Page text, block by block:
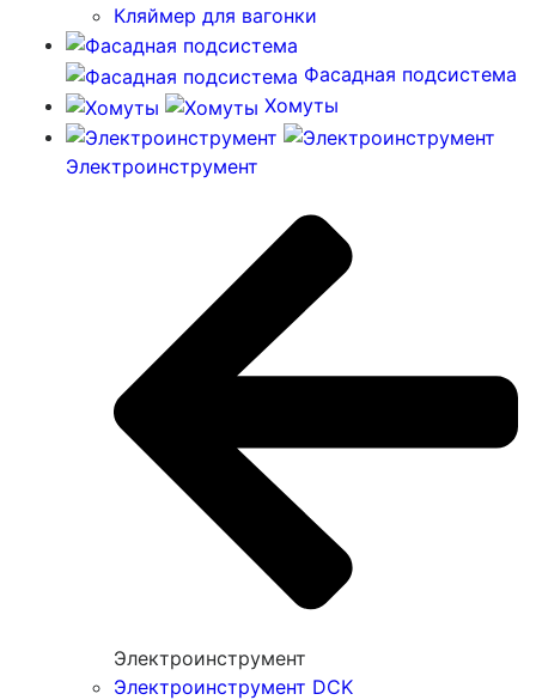
Кляймер для вагонки
Фасадная подсистема
Хомуты
Электроинструмент
Электроинструмент
Электроинструмент DCK